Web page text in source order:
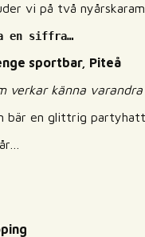
vi på två
en siffra…
sportbar, Piteå
verkar känna
bär en glittrig